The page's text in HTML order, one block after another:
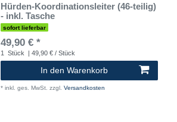
Hürden-Koordinationsleiter (46-teilig)
- inkl. Tasche
sofort lieferbar
49,90 € *
1 Stück | 49,90 € / Stück
In den Warenkorb
* inkl. ges. MwSt. zzgl. Versandkosten